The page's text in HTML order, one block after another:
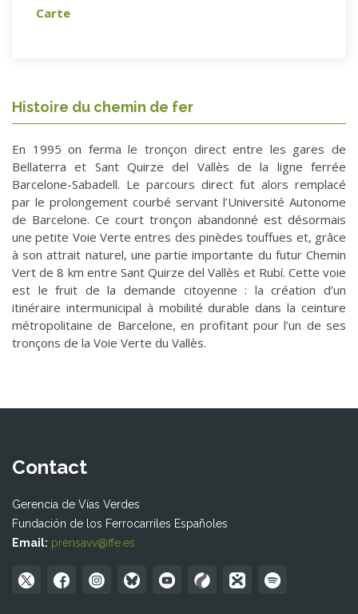
Carte
Histoire du chemin de fer
En 1995 on ferma le tronçon direct entre les gares de
Bellaterra et Sant Quirze del Vallès de la ligne ferrée
Barcelone-Sabadell. Le parcours direct fut alors remplacé
par le prolongement courbé servant l’Université Autonome
de Barcelone. Ce court tronçon abandonné est désormais
une petite Voie Verte entres des pinèdes touffues et, grâce
à son attrait naturel, une partie importante du futur Chemin
Vert de 8 km entre Sant Quirze del Vallès et Rubí. Cette voie
est le fruit de la demande citoyenne : la création d’un
itinéraire intermunicipal à mobilité durable dans la ceinture
métropolitaine de Barcelone, en profitant pour l’un de ses
tronçons de la Voie Verte du Vallès.
Contact
Gerencia de Vías Verdes
Fundación de los Ferrocarriles Españoles
Email: prensavv@ffe.es